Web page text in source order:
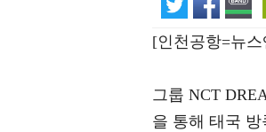
[인천공항=뉴
그룹 NCT
을 통해 태국